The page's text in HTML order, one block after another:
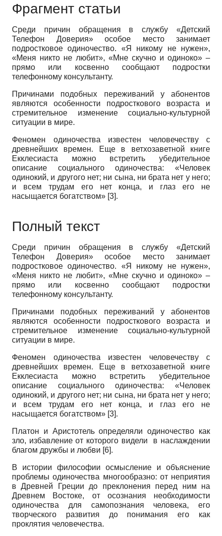
Фрагмент статьи
Среди причин обращения в службу «Детский
Телефон Доверия» особое место занимает
подростковое одиночество. «Я никому не нужен»,
«Меня никто не любит», «Мне скучно и одиноко» –
прямо или косвенно сообщают подростки
телефонному консультанту.
Причинами подобных переживаний у абонентов
являются особенности подросткового возраста и
стремительное изменение социально-культурной
ситуации в мире.
Феномен одиночества известен человечеству с
древнейших времен. Еще в ветхозаветной книге
Екклесиаста можно встретить убедительное
описание социального одиночества: «Человек
одинокий, и другого нет; ни сына, ни брата нет у него;
и всем трудам его нет конца, и глаз его не
насыщается богатством» [3].
Полный текст
Среди причин обращения в службу «Детский
Телефон Доверия» особое место занимает
подростковое одиночество. «Я никому не нужен»,
«Меня никто не любит», «Мне скучно и одиноко» –
прямо или косвенно сообщают подростки
телефонному консультанту.
Причинами подобных переживаний у абонентов
являются особенности подросткового возраста и
стремительное изменение социально-культурной
ситуации в мире.
Феномен одиночества известен человечеству с
древнейших времен. Еще в ветхозаветной книге
Екклесиаста можно встретить убедительное
описание социального одиночества: «Человек
одинокий, и другого нет; ни сына, ни брата нет у него;
и всем трудам его нет конца, и глаз его не
насыщается богатством» [3].
Платон и Аристотель определяли одиночество как
зло, избавление от которого видели в наслаждении
благом дружбы и любви [6].
В истории философии осмысление и объяснение
проблемы одиночества многообразно: от неприятия
в Древней Греции до преклонения перед ним на
Древнем Востоке, от осознания необходимости
одиночества для самопознания человека, его
творческого развития до понимания его как
проклятия человечества.